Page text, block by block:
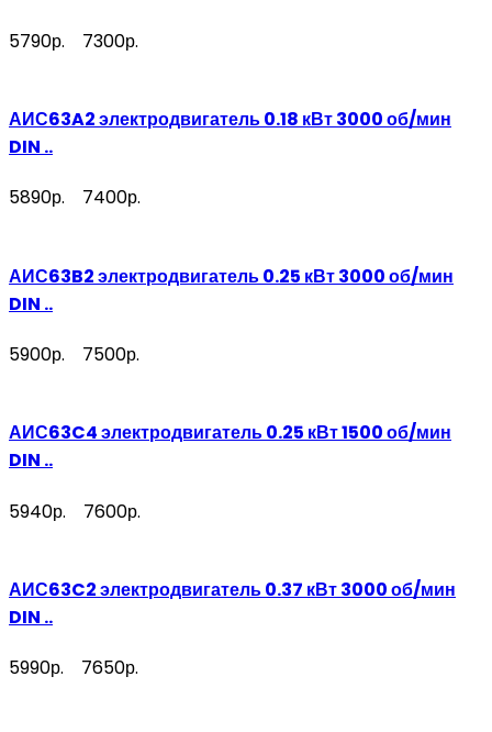
5790р. 7300р.
АИС63A2 электродвигатель 0.18 кВт 3000 об/мин
DIN ..
5890р. 7400р.
АИС63B2 электродвигатель 0.25 кВт 3000 об/мин
DIN ..
5900р. 7500р.
АИС63C4 электродвигатель 0.25 кВт 1500 об/мин
DIN ..
5940р. 7600р.
АИС63C2 электродвигатель 0.37 кВт 3000 об/мин
DIN ..
5990р. 7650р.